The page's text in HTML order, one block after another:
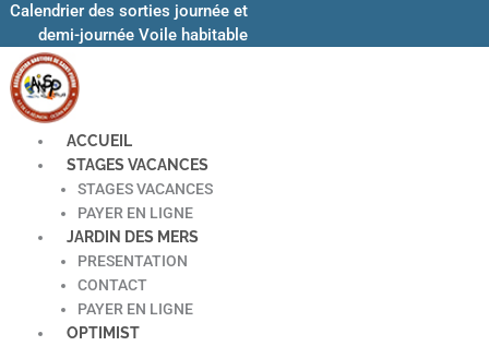
Calendrier des sorties journée et
demi-journée Voile habitable
ACCUEIL
STAGES VACANCES
STAGES VACANCES
PAYER EN LIGNE
JARDIN DES MERS
PRESENTATION
CONTACT
PAYER EN LIGNE
OPTIMIST